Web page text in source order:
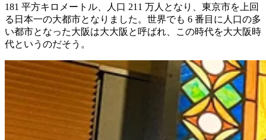
181 平方キロメートル、人口 211 万人となり、東京市を上回
る日本一の大都市となりました。世界でも 6 番目に人口の多
い都市となった大阪は大大阪と呼ばれ、この時代を大大阪時
代というのだそう。